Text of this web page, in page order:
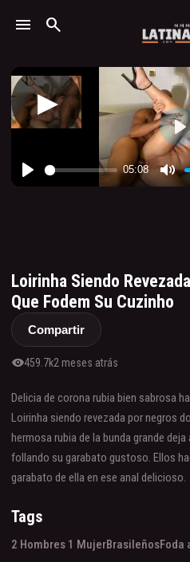
menu search
Loirinha Siendo
Que Fodem Su Cuzinho
Compartir
visibility459.7k2 meses atrás
Delicia de corona rubia bien sabrosa
Loirinha siendo revezada por negros
hermosa rubia de la bunda grande
follando su garabato gustoso. Ellos
garabato de ella en ese anal delicioso.
Tags
2 Hombres 1 MujerBrasileñosFoda